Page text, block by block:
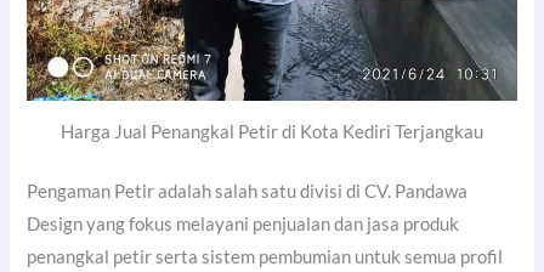
Harga Jual Penangkal Petir di Kota Kediri Terjangkau
Pengaman Petir adalah salah satu divisi di CV. Pandawa
Design yang fokus melayani penjualan dan jasa produk
penangkal petir serta sistem pembumian untuk semua profil